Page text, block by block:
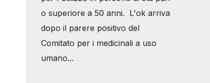
o superiore a 50 anni. L'ok arriva
dopo il parere positivo del
Comitato per i medicinali a uso
umano...